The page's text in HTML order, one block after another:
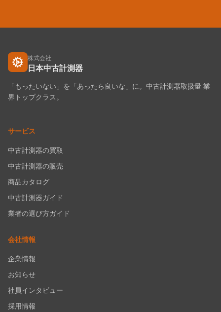
株式会社
日本中古計測器
「もったいない」を「あったら良いな」に。中古計測器取扱量 業
界トップクラス。
サービス
中古計測器の買取
中古計測器の販売
商品カタログ
中古計測器ガイド
業者の選び方ガイド
会社情報
企業情報
お知らせ
社員インタビュー
採用情報